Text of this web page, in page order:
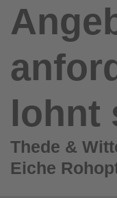
lohnt
Thede &
Eiche